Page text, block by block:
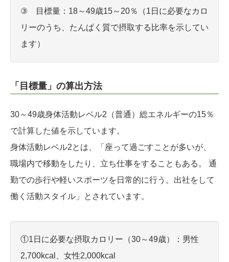
③ 目標量：18～49歳15～20％（1日に必要なカロ
リーのうち、たんぱく質で摂取する比率を示してい
ます）
「目標量」の算出方法
30～49歳身体活動レベル2（普通）総エネルギーの15％
で計算した値を示しています。
身体活動レベル2とは、「座って過ごすことが多いが、
職場内で移動をしたり、立ち仕事をすることもある。 通
勤での歩行や軽いスポーツを日常的に行う。出社をして
働く活動スタイル」とされています。
①1日に必要な摂取カロリー（30～49歳）：男性
2,700kcal、女性2,000kcal